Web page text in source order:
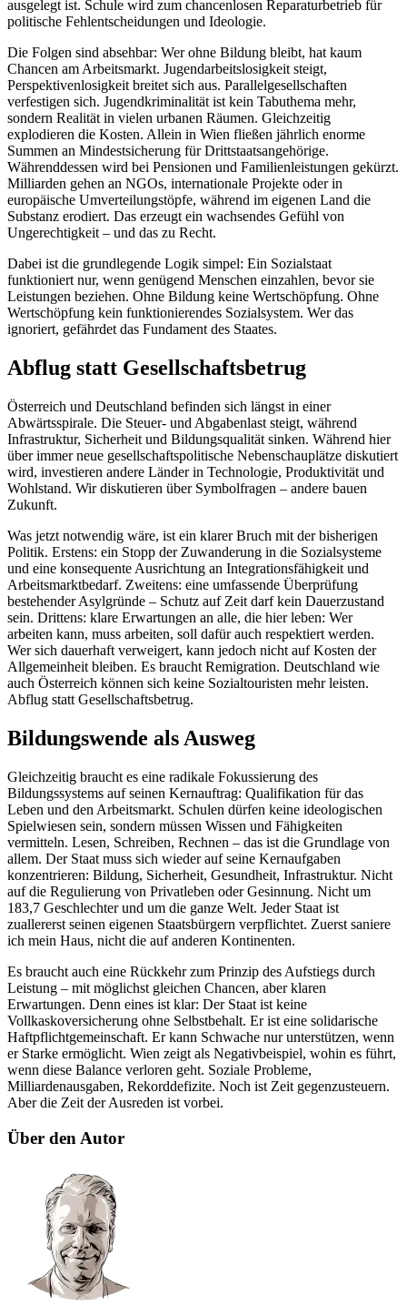
ausgelegt ist. Schule wird zum chancenlosen Reparaturbetrieb für
politische Fehlentscheidungen und Ideologie.
Die Folgen sind absehbar: Wer ohne Bildung bleibt, hat kaum
Chancen am Arbeitsmarkt. Jugendarbeitslosigkeit steigt,
Perspektivenlosigkeit breitet sich aus. Parallelgesellschaften
verfestigen sich. Jugendkriminalität ist kein Tabuthema mehr,
sondern Realität in vielen urbanen Räumen. Gleichzeitig
explodieren die Kosten. Allein in Wien fließen jährlich enorme
Summen an Mindestsicherung für Drittstaatsangehörige.
Währenddessen wird bei Pensionen und Familienleistungen gekürzt.
Milliarden gehen an NGOs, internationale Projekte oder in
europäische Umverteilungstöpfe, während im eigenen Land die
Substanz erodiert. Das erzeugt ein wachsendes Gefühl von
Ungerechtigkeit – und das zu Recht.
Dabei ist die grundlegende Logik simpel: Ein Sozialstaat
funktioniert nur, wenn genügend Menschen einzahlen, bevor sie
Leistungen beziehen. Ohne Bildung keine Wertschöpfung. Ohne
Wertschöpfung kein funktionierendes Sozialsystem. Wer das
ignoriert, gefährdet das Fundament des Staates.
Abflug statt Gesellschaftsbetrug
Österreich und Deutschland befinden sich längst in einer
Abwärtsspirale. Die Steuer- und Abgabenlast steigt, während
Infrastruktur, Sicherheit und Bildungsqualität sinken. Während hier
über immer neue gesellschaftspolitische Nebenschauplätze diskutiert
wird, investieren andere Länder in Technologie, Produktivität und
Wohlstand. Wir diskutieren über Symbolfragen – andere bauen
Zukunft.
Was jetzt notwendig wäre, ist ein klarer Bruch mit der bisherigen
Politik. Erstens: ein Stopp der Zuwanderung in die Sozialsysteme
und eine konsequente Ausrichtung an Integrationsfähigkeit und
Arbeitsmarktbedarf. Zweitens: eine umfassende Überprüfung
bestehender Asylgründe – Schutz auf Zeit darf kein Dauerzustand
sein. Drittens: klare Erwartungen an alle, die hier leben: Wer
arbeiten kann, muss arbeiten, soll dafür auch respektiert werden.
Wer sich dauerhaft verweigert, kann jedoch nicht auf Kosten der
Allgemeinheit bleiben. Es braucht Remigration. Deutschland wie
auch Österreich können sich keine Sozialtouristen mehr leisten.
Abflug statt Gesellschaftsbetrug.
Bildungswende als Ausweg
Gleichzeitig braucht es eine radikale Fokussierung des
Bildungssystems auf seinen Kernauftrag: Qualifikation für das
Leben und den Arbeitsmarkt. Schulen dürfen keine ideologischen
Spielwiesen sein, sondern müssen Wissen und Fähigkeiten
vermitteln. Lesen, Schreiben, Rechnen – das ist die Grundlage von
allem. Der Staat muss sich wieder auf seine Kernaufgaben
konzentrieren: Bildung, Sicherheit, Gesundheit, Infrastruktur. Nicht
auf die Regulierung von Privatleben oder Gesinnung. Nicht um
183,7 Geschlechter und um die ganze Welt. Jeder Staat ist
zuallererst seinen eigenen Staatsbürgern verpflichtet. Zuerst saniere
ich mein Haus, nicht die auf anderen Kontinenten.
Es braucht auch eine Rückkehr zum Prinzip des Aufstiegs durch
Leistung – mit möglichst gleichen Chancen, aber klaren
Erwartungen. Denn eines ist klar: Der Staat ist keine
Vollkaskoversicherung ohne Selbstbehalt. Er ist eine solidarische
Haftpflichtgemeinschaft. Er kann Schwache nur unterstützen, wenn
er Starke ermöglicht. Wien zeigt als Negativbeispiel, wohin es führt,
wenn diese Balance verloren geht. Soziale Probleme,
Milliardenausgaben, Rekorddefizite. Noch ist Zeit gegenzusteuern.
Aber die Zeit der Ausreden ist vorbei.
Über den Autor